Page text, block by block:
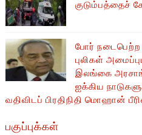
குடும்பத்தைச்
போர் நடைபெற்ற
புலிகள்
இலங்கை
ஐக்கிய
வதிவிடப் பிரதிநிதி மொஹான்
பகுப்புக்கள்